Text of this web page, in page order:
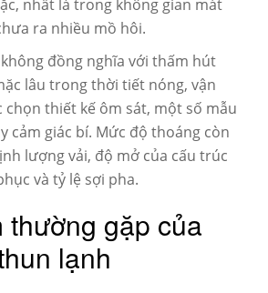
nhất là trong không gian mát
ra nhiều mồ hôi.
đồng nghĩa với thấm hút
lâu trong thời tiết nóng, vận
chọn thiết kế ôm sát, một số mẫu
cảm giác bí. Mức độ thoáng còn
lượng vải, độ mở của cấu trúc
và tỷ lệ sợi pha.
gặp của
lạnh